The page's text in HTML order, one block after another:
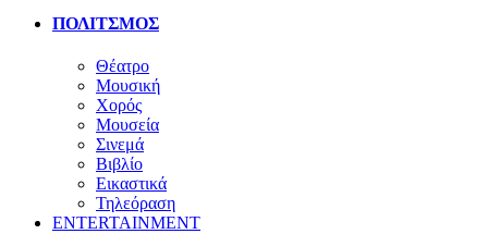
ΠΟΛΙΤΣΜΟΣ
Θέατρο
Μουσική
Χορός
Μουσεία
Σινεμά
Βιβλίο
Εικαστικά
Τηλεόραση
ENTERTAINMENT